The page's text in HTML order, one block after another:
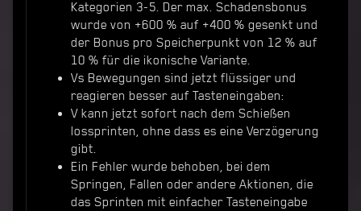
Kategorien 3-5. Der max. Schadensbonus
wurde von +600 % auf +400 % gesenkt und
der Bonus pro Speicherpunkt von 12 % auf
10 % für die ikonische Variante.
Vs Bewegungen sind jetzt flüssiger und
reagieren besser auf Tasteneingaben:
V kann jetzt sofort nach dem Schießen
lossprinten, ohne dass es eine Verzögerung
gibt.
Ein Fehler wurde behoben, bei dem
Springen, Fallen oder andere Aktionen, die
das Sprinten mit einfacher Tasteneingabe